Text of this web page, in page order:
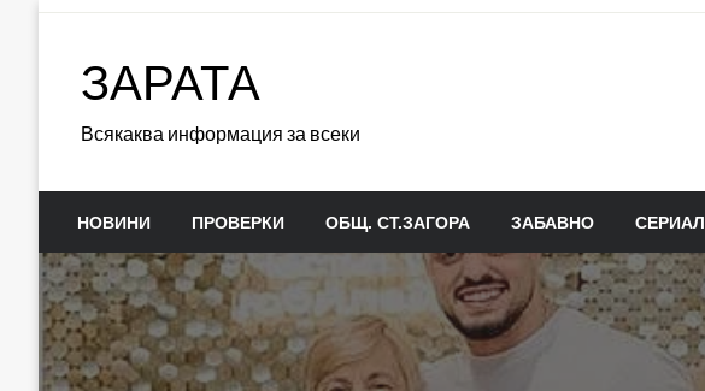
ЗАРАТА
Всякаква информация за всеки
НОВИНИ ПРОВЕРКИ ОБЩ. СТ.ЗАГОРА ЗАБАВНО СЕРИАЛ